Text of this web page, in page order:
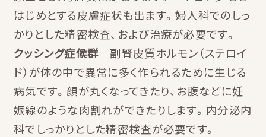
はじめとする皮膚症状も出ます。婦人科でのしっ
かりとした精密検査、および治療が必要です。
クッシング症候群 副腎皮質ホルモン（ステロイ
ド）が体の中で異常に多く作られるために生じる
病気です。顔が丸くなってきたり、お腹などに妊
娠線のような肉割れができたりします。内分泌内
科でしっかりとした精密検査が必要です。